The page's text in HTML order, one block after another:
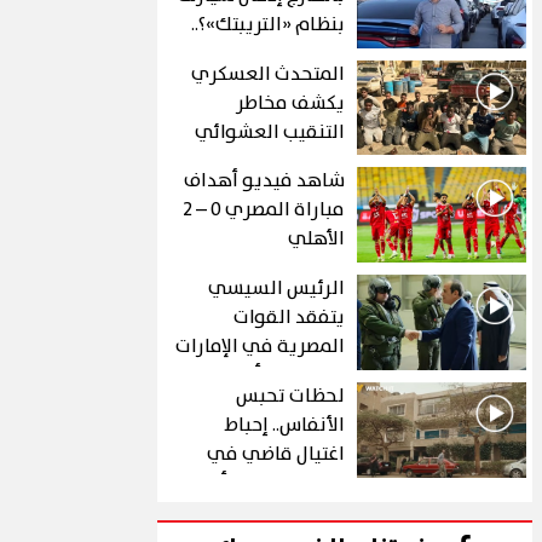
بنظام «التريبتك»؟..
المتحدث العسكري
يكشف مخاطر
التنقيب العشوائي
عن الذهب في "درع
الجنوب"
شاهد فيديو أهداف
مباراة المصري 0 – 2
الأهلي
الرئيس السيسي
يتفقد القوات
المصرية في الإمارات
خلال زيارة أخوية
لحظات تحبس
الأنفاس.. إحباط
اغتيال قاضي في
الحلقة 10 من رأس